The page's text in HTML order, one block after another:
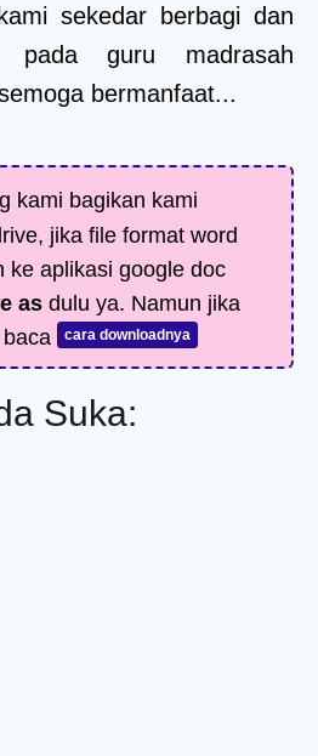
sekedar berbagi dan
pada guru madrasah
bermanfaat...
kami bagikan kami
jika file format word
ke aplikasi google doc
as dulu ya. Namun jika
cara downloadnya
Suka: